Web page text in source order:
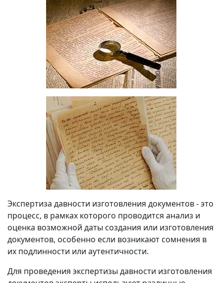
Экспертиза давности изготовления документов- это
процесс, в рамках которого проводится анализ и
оценка возможной даты создания или изготовления
документов, особенно если возникают сомнения в
их подлинности или аутентичности.
Для проведения экспертизы давности изготовления